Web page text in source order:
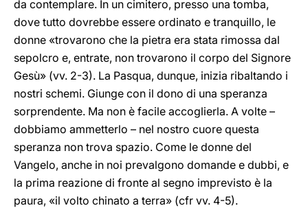
da contemplare. In un cimitero, presso una tomba,
dove tutto dovrebbe essere ordinato e tranquillo, le
donne «trovarono che la pietra era stata rimossa dal
sepolcro e, entrate, non trovarono il corpo del Signore
Gesù» (vv. 2-3). La Pasqua, dunque, inizia ribaltando i
nostri schemi. Giunge con il dono di una speranza
sorprendente. Ma non è facile accoglierla. A volte –
dobbiamo ammetterlo – nel nostro cuore questa
speranza non trova spazio. Come le donne del
Vangelo, anche in noi prevalgono domande e dubbi, e
la prima reazione di fronte al segno imprevisto è la
paura, «il volto chinato a terra» (cfr vv. 4-5).